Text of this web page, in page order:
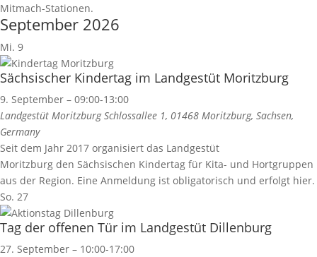
Mitmach-Stationen.
September 2026
Mi. 9
Sächsischer Kindertag im Landgestüt Moritzburg
9. September – 09:00-13:00
Landgestüt MoritzburgSchlossallee 1, 01468 Moritzburg, Sachsen,
Germany
Seit dem Jahr 2017 organisiert das Landgestüt
Moritzburg den Sächsischen Kindertag für Kita- und Hortgruppen
aus der Region. Eine Anmeldung ist obligatorisch und erfolgt hier.
So. 27
Tag der offenen Tür im Landgestüt Dillenburg
27. September – 10:00-17:00